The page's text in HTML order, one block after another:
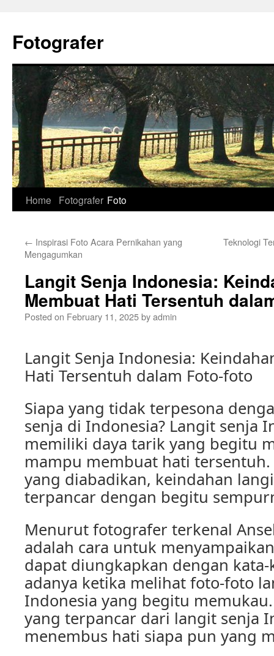
content
Fotografer
Home Fotografer Foto
← Inspirasi Foto Acara Pernikahan yang
Mengagumkan
Teknologi
Langit Senja Indonesia:
Membuat Hati Tersentuh
Posted on February 11, 2025byadmin
Langit Senja Indonesia:
Hati Tersentuh dalam Foto-foto
Siapa yang tidak terpesona
senja di Indonesia? Langit senja
memiliki daya tarik yang begitu
mampu membuat hati
yang diabadikan, keindahan
terpancar dengan begitu
Menurut fotografer terkenal
adalah cara untuk
dapat diungkapkan dengan kata-
adanya ketika melihat foto-foto
Indonesia yang begitu
yang terpancar dari langit senja
menembus hati siapa pun yang